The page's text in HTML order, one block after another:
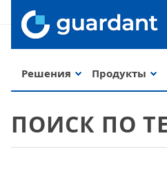
Решения Продукты
ПОИСК ПО